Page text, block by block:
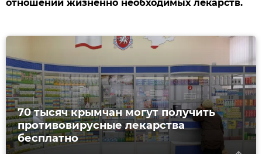
отношении жизненно необходимых лекарств.
70 тысяч крымчан могут получить
противовирусные лекарства
бесплатно